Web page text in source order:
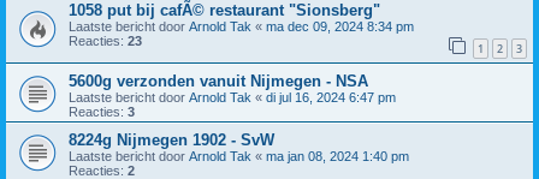
1058 put bij cafÃ© restaurant "Sionsberg"
Laatste bericht door Arnold Tak « ma dec 09, 2024 8:34 pm
Reacties: 23 1 2 3
5600g verzonden vanuit Nijmegen - NSA
Laatste bericht door Arnold Tak « di jul 16, 2024 6:47 pm
Reacties: 3
8224g Nijmegen 1902 - SvW
Laatste bericht door Arnold Tak « ma jan 08, 2024 1:40 pm
Reacties: 2